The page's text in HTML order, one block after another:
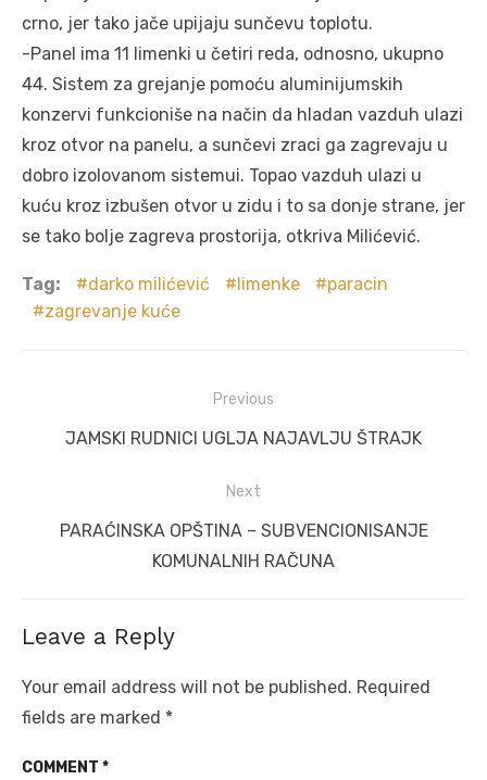
crno, jer tako jače upijaju sunčevu toplotu.
-Panel ima 11 limenki u četiri reda, odnosno, ukupno
44. Sistem za grejanje pomoću aluminijumskih
konzervi funkcioniše na način da hladan vazduh ulazi
kroz otvor na panelu, a sunčevi zraci ga zagrevaju u
dobro izolovanom sistemui. Topao vazduh ulazi u
kuću kroz izbušen otvor u zidu i to sa donje strane, jer
se tako bolje zagreva prostorija, otkriva Milićević.
Tag: darko milićević limenke
paracin
zagrevanje kuće
navigation
Previous
Previous
JAMSKI RUDNICI UGLJA NAJAVLJU ŠTRAJK
Next
NextPARAĆINSKA OPŠTINA – SUBVENCIONISANJE
KOMUNALNIH RAČUNA
Leave a Reply
Your email address will not be published. Required
fields are marked *
COMMENT *